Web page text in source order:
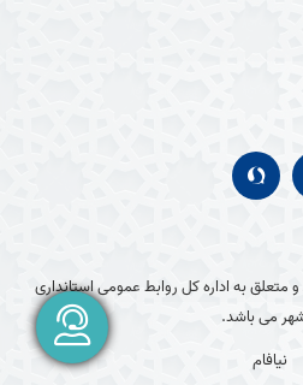
به اداره کل روابط عمومی استانداری
می باشد.
نیافام